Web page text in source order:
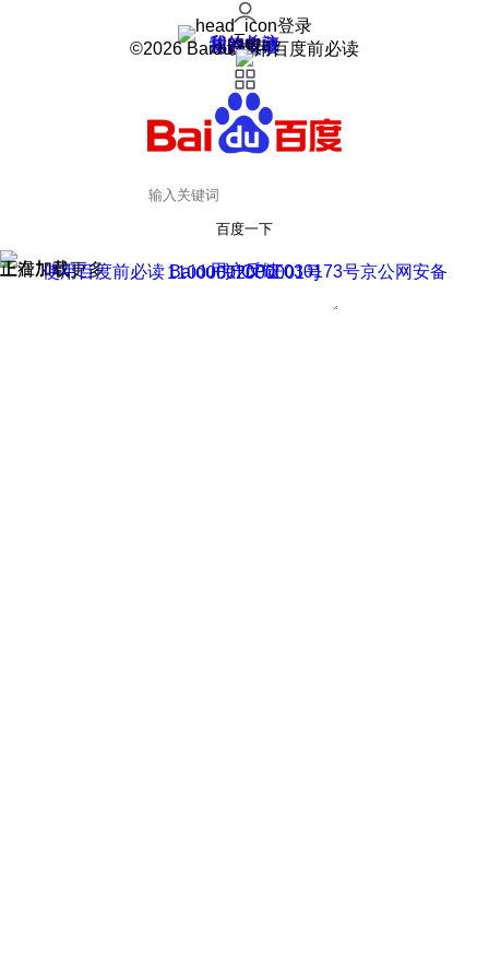
登录
我的关注
我的收藏
皮肤中心
用户反馈
设置
©2026 Baidu 使用百度前必读
百度一下
正在加载
上滑加载更多 用户反馈
使用百度前必读 Baidu 京ICP证030173号
京公网安备11000002000001号